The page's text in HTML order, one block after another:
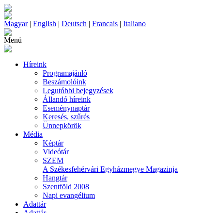
Magyar| English | Deutsch | Francais | Italiano
Menü
Híreink
Programajánló
Beszámolóink
Legutóbbi bejegyzések
Állandó híreink
Eseménynaptár
Keresés, szűrés
Ünnepkörök
Média
Képtár
Videótár
SZEM
A Székesfehérvári Egyházmegye Magazinja
Hangtár
Szentföld 2008
Napi evangélium
Adattár